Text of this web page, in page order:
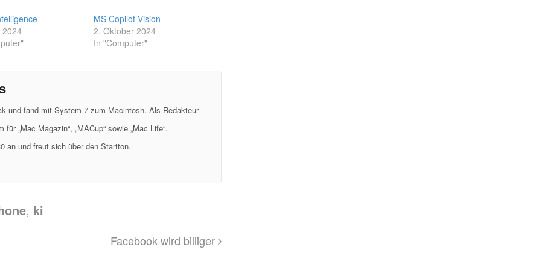
MS Copilot Vision
2. Oktober 2024
In "Computer"
und fand mit System 7 zum Macintosh. Als Redakteur
„Mac Magazin“, „MACup“ sowie „Mac Life“.
an und freut sich über den Startton.
, ki
Facebook wird billiger